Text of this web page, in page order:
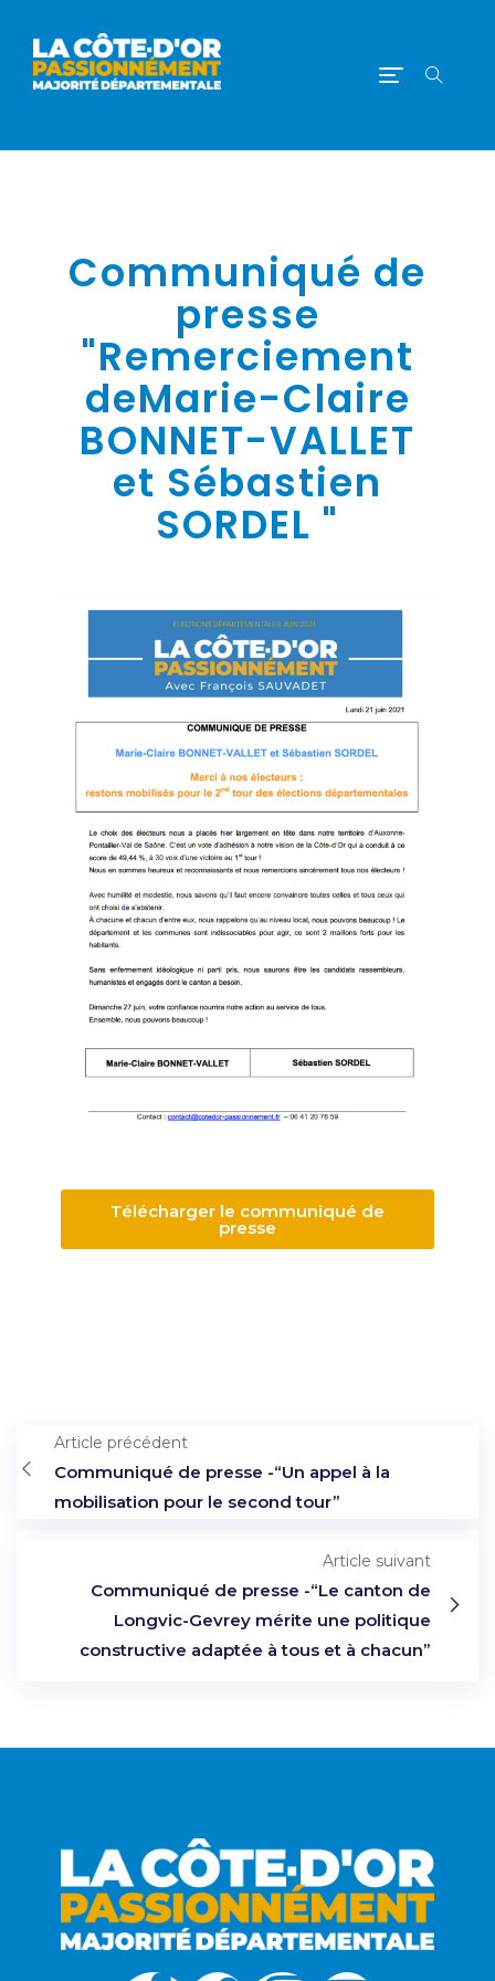
Communiqué de
presse
"Remerciement
deMarie-Claire
BONNET-VALLET
et Sébastien
SORDEL "
Télécharger le communiqué de
presse
Article précédent
Communiqué de presse -“Un appel à la
mobilisation pour le second tour”
Article suivant
Communiqué de presse -“Le canton de
Longvic-Gevrey mérite une politique
constructive adaptée à tous et à chacun”​